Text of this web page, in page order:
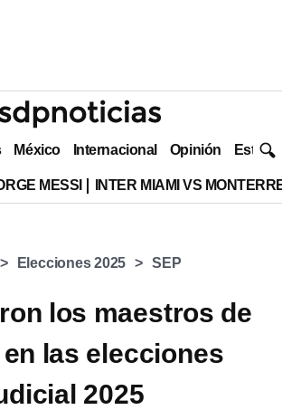
México Internacional Opinión Estilo
MESSI INTER MIAMI VS
Elecciones 2025 SEP
los maestros de
en las elecciones
2025